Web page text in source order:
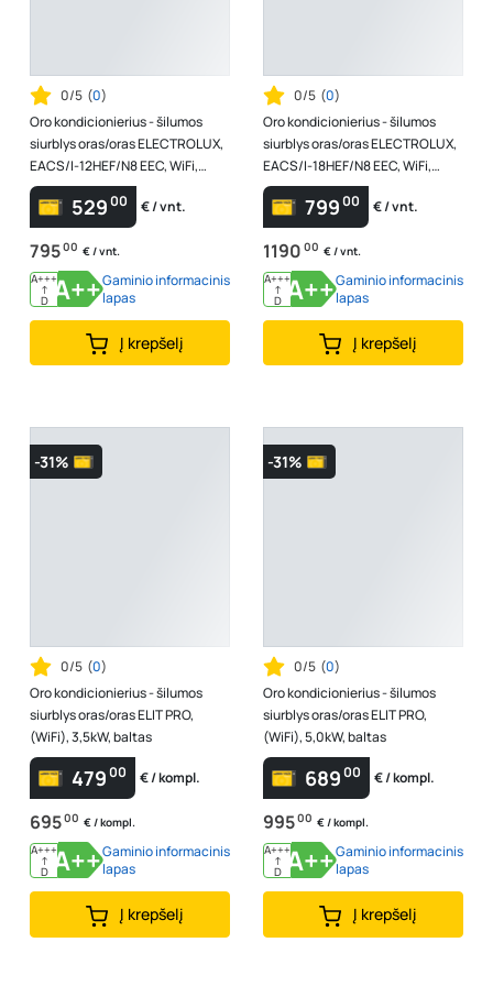
0/5 (0)
Oro kondicionierius - šilumos
siurblys oras/oras ELECTROLUX,
EACS/I-12HEF/N8 EEC, WiFi,
baltas
52900 € / vnt.
79500 € / vnt.
A+++
↑
D A++Gaminio informacinis
lapas
Į krepšelį
0/5 (0)
Oro kondicionierius - šilumos
siurblys oras/oras ELECTROLUX,
EACS/I-18HEF/N8 EEC, WiFi,
baltas
79900 € / vnt.
1190 00 € / vnt.
A+++
↑
D A++Gaminio informacinis
lapas
Į krepšelį
-31%
0/5 (0)
Oro kondicionierius - šilumos
siurblys oras/oras ELIT PRO,
(WiFi), 3,5kW, baltas
47900 € / kompl.
69500 € / kompl.
A+++
↑
D A++Gaminio informacinis
lapas
Į krepšelį
-31%
0/5 (0)
Oro kondicionierius - šilumos
siurblys oras/oras ELIT PRO,
(WiFi), 5,0kW, baltas
68900 € / kompl.
99500 € / kompl.
A+++
↑
D A++Gaminio informacinis
lapas
Į krepšelį